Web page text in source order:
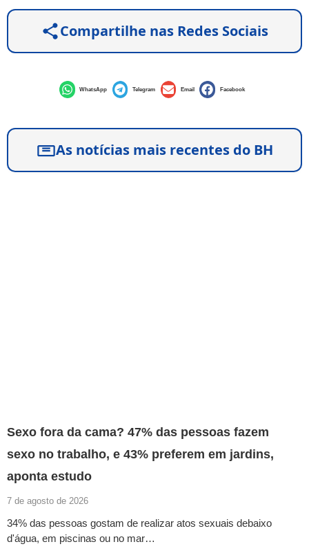
Compartilhe nas Redes Sociais
WhatsApp Telegram Email Facebook
As notícias mais recentes do BH
Sexo fora da cama? 47% das pessoas fazem
sexo no trabalho, e 43% preferem em jardins,
aponta estudo
7 de agosto de 2026
34% das pessoas gostam de realizar atos sexuais debaixo
d'água, em piscinas ou no mar…